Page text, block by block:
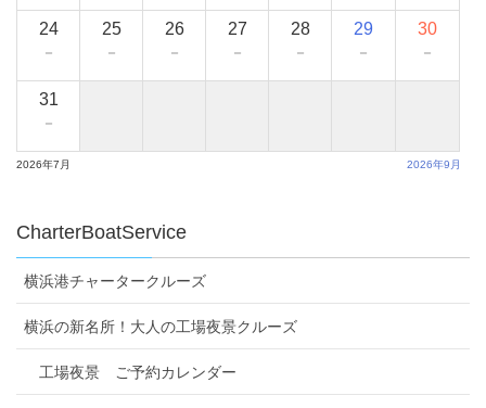
24
－
25
－
26
－
27
－
28
－
29
－
30
－
31
－
2026年7月 2026年9月
CharterBoatService
横浜港チャータークルーズ
横浜の新名所！大人の工場夜景クルーズ
工場夜景 ご予約カレンダー